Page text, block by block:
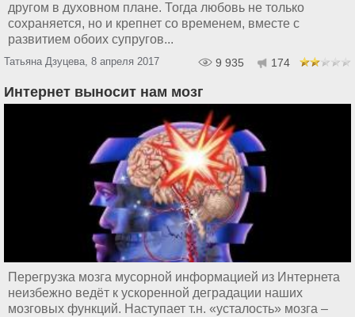
другом в духовном плане. Тогда любовь не только
сохраняется, но и крепнет со временем, вместе с
развитием обоих супругов...
Татьяна Дзуцева, 8 апреля 2017 9 935 174
Интернет выносит нам мозг
Перегрузка мозга мусорной информацией из Интернета
неизбежно ведёт к ускоренной деградации наших
мозговых функций. Наступает т.н. «усталость» мозга –